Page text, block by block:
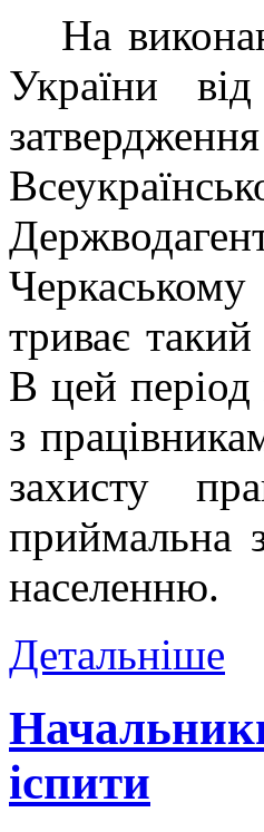
На
України
Черкаському
триває
В цей
з
захисту
приймальна
населенню.
Детальніше
іспити